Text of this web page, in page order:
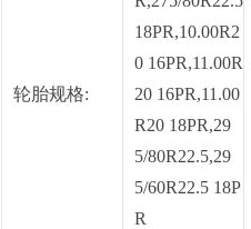
轮胎规格:
18PR,10.00R2
0 16PR,11.00R
20 16PR,11.00
R20 18PR,29
5/80R22.5,29
5/60R22.5 18P
R